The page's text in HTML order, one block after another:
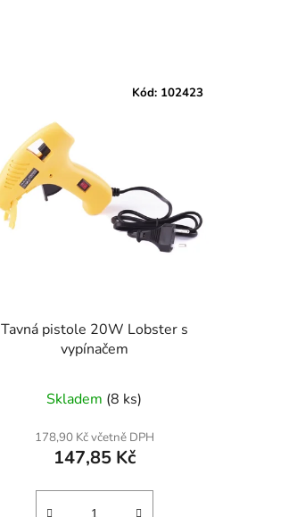
Tavná pistole 20W Lobster s
vypínačem
Skladem (8 ks)
178,90 Kč včetně DPH
147,85 Kč
Kód: 102423